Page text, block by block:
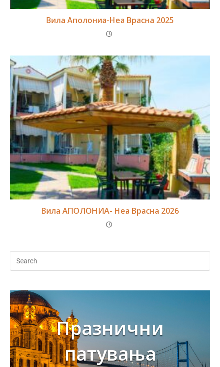
Вила Аполониа-Неа Врасна 2025
Вила АПОЛОНИА- Неа Врасна 2026
Празнични
патувања